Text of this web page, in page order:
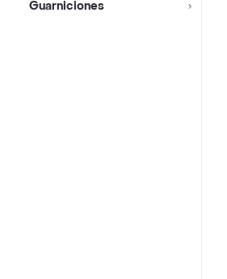
Guarniciones